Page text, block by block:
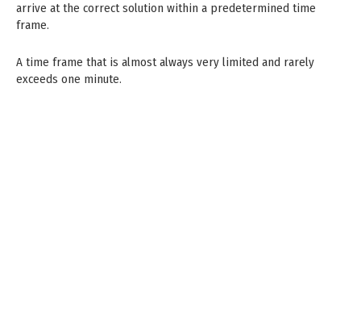
arrive at the correct solution within a predetermined time
frame.
A time frame that is almost always very limited and rarely
exceeds one minute.